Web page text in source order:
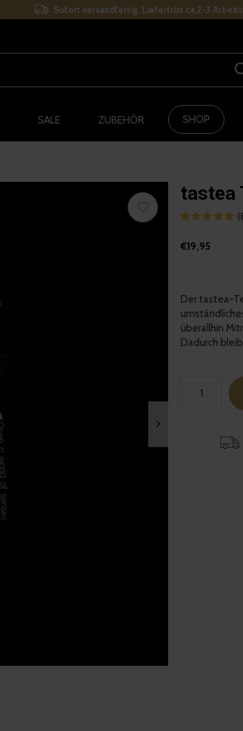
SALE ZUBEHÖR SHOP
Sofort versandfertig, Lieferfrist ca.2-3
tastea
€19,95
Der tastea-
überallhin
Dadurch